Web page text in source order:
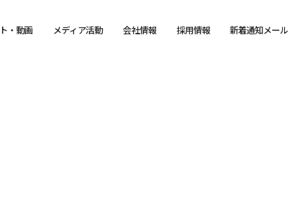
・動画 メディア活動 会社情報 採用情報 新着通知メール